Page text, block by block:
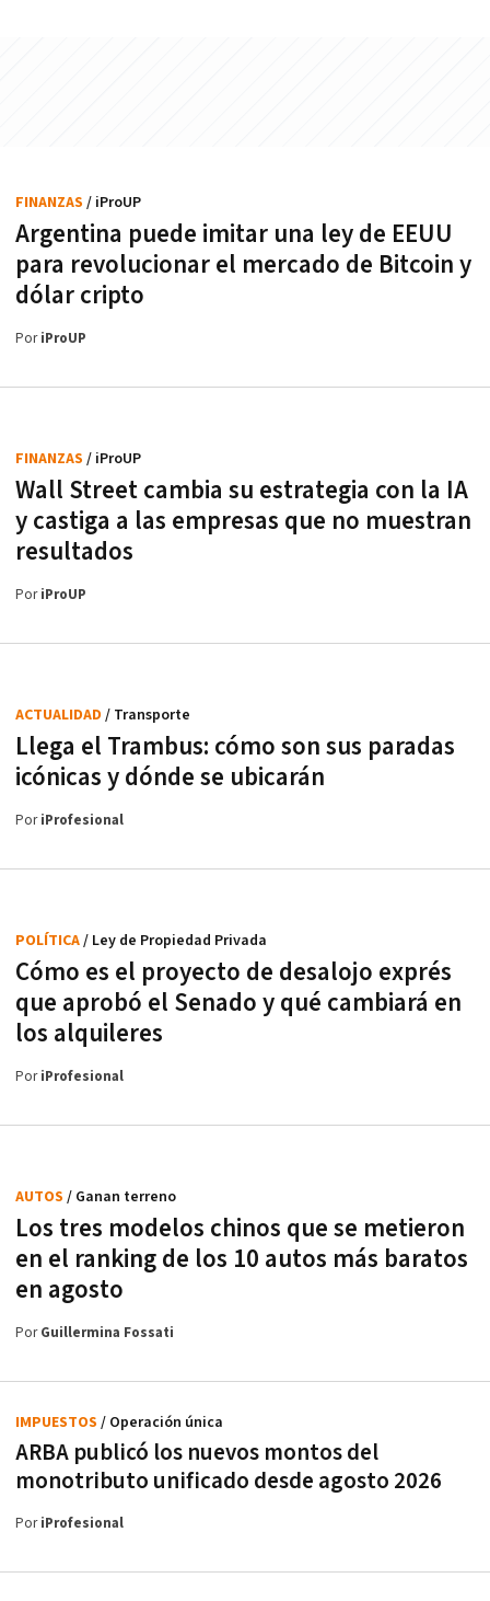
Argentina puede imitar una ley de EEUU
para revolucionar el mercado de Bitcoin y
dólar cripto
FINANZAS / iProUP
PoriProUP
Wall Street cambia su estrategia con la IA
y castiga a las empresas que no muestran
resultados
FINANZAS / iProUP
PoriProUP
Llega el Trambus: cómo son sus paradas
icónicas y dónde se ubicarán
ACTUALIDAD / Transporte
PoriProfesional
Cómo es el proyecto de desalojo exprés
que aprobó el Senado y qué cambiará en
los alquileres
POLÍTICA/ Ley de Propiedad Privada
PoriProfesional
Los tres modelos chinos que se metieron
en el ranking de los 10 autos más baratos
en agosto
AUTOS / Ganan terreno
PorGuillermina Fossati
ARBA publicó los nuevos montos del
monotributo unificado desde agosto 2026
IMPUESTOS / Operación única
PoriProfesional